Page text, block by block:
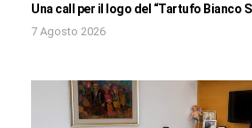
Una call per il logo del “Tartufo Bianco
7 Agosto 2026